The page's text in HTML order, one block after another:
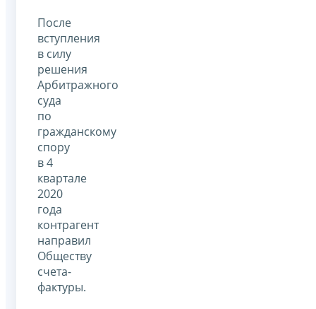
После
вступления
в силу
решения
Арбитражного
суда
по
гражданскому
спору
в 4
квартале
2020
года
контрагент
направил
Обществу
счета-
фактуры.